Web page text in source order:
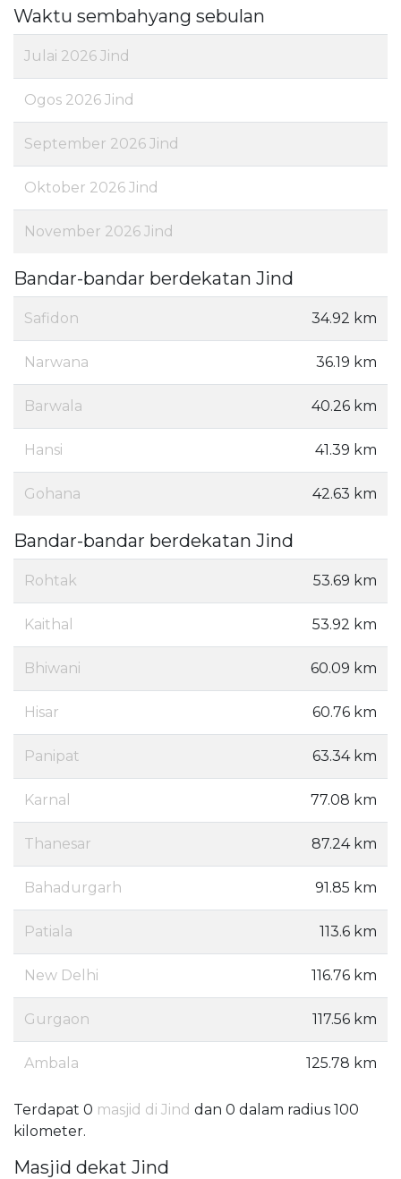
Waktu sembahyang sebulan
Julai 2026 Jind
Ogos 2026 Jind
September 2026 Jind
Oktober 2026 Jind
November 2026 Jind
Bandar-bandar berdekatan Jind
Safidon 34.92 km
Narwana 36.19 km
Barwala 40.26 km
Hansi 41.39 km
Gohana 42.63 km
Bandar-bandar berdekatan Jind
Rohtak 53.69 km
Kaithal 53.92 km
Bhiwani 60.09 km
Hisar 60.76 km
Panipat 63.34 km
Karnal 77.08 km
Thanesar 87.24 km
Bahadurgarh 91.85 km
Patiala 113.6 km
New Delhi 116.76 km
Gurgaon 117.56 km
Ambala 125.78 km
Terdapat 0 masjid di Jind dan 0 dalam radius 100
kilometer.
Masjid dekat Jind